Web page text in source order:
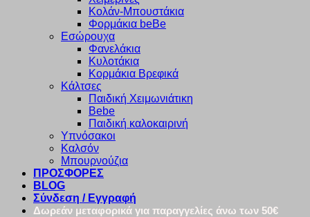
Κολάν-Μπουστάκια
Φορμάκια beBe
Εσώρουχα
Φανελάκια
Κυλοτάκια
Κορμάκια Βρεφικά
Κάλτσες
Παιδική Χειμωνιάτικη
Bebe
Παιδική καλοκαιρινή
Υπνόσακοι
Καλσόν
Μπουρνούζια
ΠΡΟΣΦΟΡΕΣ
BLOG
Σύνδεση / Εγγραφή
Δωρεάν μεταφορικά για παραγγελίες άνω των 50€